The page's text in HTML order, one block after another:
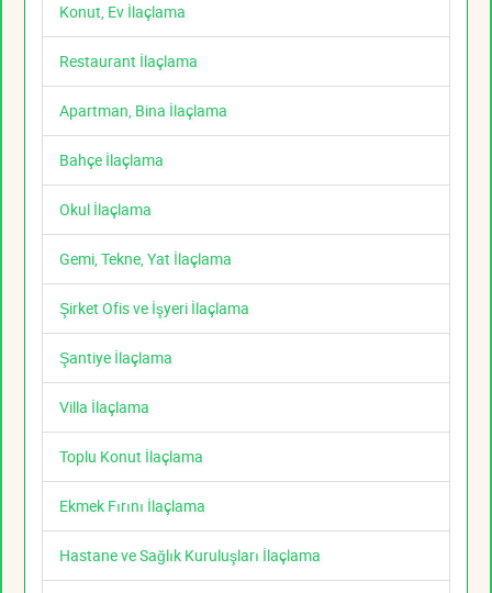
Konut, Ev İlaçlama
Restaurant İlaçlama
Apartman, Bina İlaçlama
Bahçe İlaçlama
Okul İlaçlama
Gemi, Tekne, Yat İlaçlama
Şirket Ofis ve İşyeri İlaçlama
Şantiye İlaçlama
Villa İlaçlama
Toplu Konut İlaçlama
Ekmek Fırını İlaçlama
Hastane ve Sağlık Kuruluşları İlaçlama